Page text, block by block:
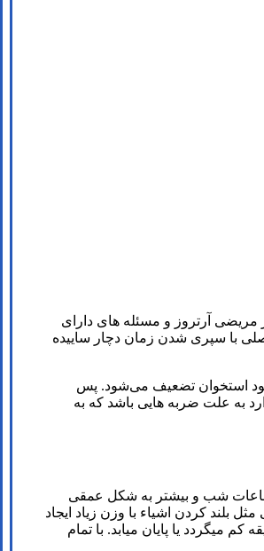
متنوع از مریضی آرتروز و مسئله های دارای
با سپری شدن زمان دچار ساییده
خود استخوان تضعیف می‌شود. پس
به علت ضربه هایی باشد که به
شب و بیشتر به شکل عمقی
بلند کردن اشیاء با وزن زیاد ایجاد
میگردد یا پایان میابد. با تمام